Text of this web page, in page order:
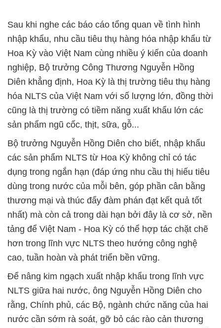
Sau khi nghe các báo cáo tổng quan về tình hình
nhập khẩu, nhu cầu tiêu thụ hàng hóa nhập khẩu từ
Hoa Kỳ vào Việt Nam cùng nhiều ý kiến của doanh
nghiệp, Bộ trưởng Công Thương Nguyễn Hồng
Diên khẳng định, Hoa Kỳ là thị trường tiêu thụ hàng
hóa NLTS của Việt Nam với số lượng lớn, đồng thời
cũng là thị trường có tiềm năng xuất khẩu lớn các
sản phẩm ngũ cốc, thịt, sữa, gỗ...
Bộ trưởng Nguyễn Hồng Diên cho biết, nhập khẩu
các sản phẩm NLTS từ Hoa Kỳ không chỉ có tác
dụng trong ngắn hạn (đáp ứng nhu cầu thị hiếu tiêu
dùng trong nước của mỗi bên, góp phần cân bằng
thương mại và thúc đẩy đàm phán đạt kết quả tốt
nhất) mà còn cả trong dài hạn bởi đây là cơ sở, nền
tảng để Việt Nam - Hoa Kỳ có thể hợp tác chặt chẽ
hơn trong lĩnh vực NLTS theo hướng công nghệ
cao, tuần hoàn và phát triển bền vững.
Để nâng kim ngạch xuất nhập khẩu trong lĩnh vực
NLTS giữa hai nước, ông Nguyễn Hồng Diên cho
rằng, Chính phủ, các Bộ, ngành chức năng của hai
nước cần sớm rà soát, gỡ bỏ các rào cản thương